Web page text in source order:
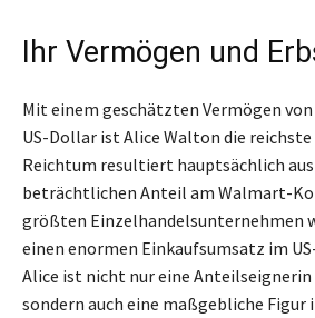
Ihr Vermögen und
Mit einem geschätzten Vermögen
US-Dollar ist Alice Walton die
Reichtum resultiert hauptsächlich
beträchtlichen Anteil am Walmart-
größten Einzelhandelsunternehmen
einen enormen Einkaufsumsatz im
Alice ist nicht nur eine
sondern auch eine maßgebliche Figur